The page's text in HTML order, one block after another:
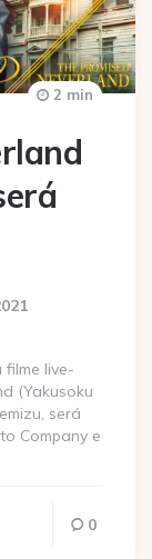
2 min
live-
(Yakusoku
será
Company e
0